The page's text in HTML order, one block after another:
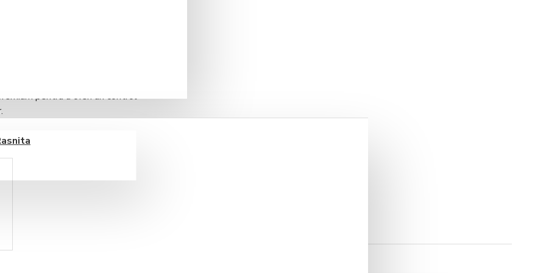
profesioniști, această râșniță
pentru a oferi un control
T®)